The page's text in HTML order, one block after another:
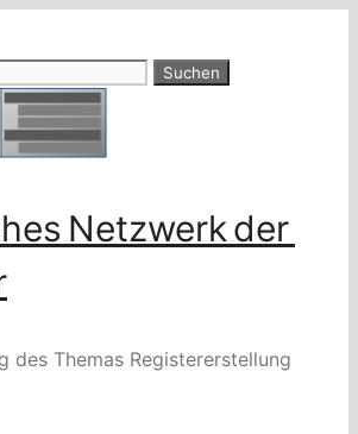
Netzwerk der
des Themas Registererstellung